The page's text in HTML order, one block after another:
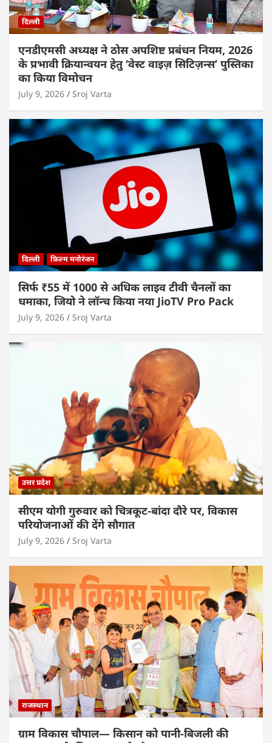
दिल्ली
एनडीएमसी अध्यक्ष ने ठोस अपशिष्ट प्रबंधन नियम, 2026
के प्रभावी क्रियान्वयन हेतु ‘वेस्ट वाइज़ सिटिज़न्स’ पुस्तिका
का किया विमोचन
July 9, 2026 Sroj Varta
दिल्ली फ़िल्म मनोरंजन
सिर्फ ₹55 में 1000 से अधिक लाइव टीवी चैनलों का
धमाका, जियो ने लॉन्च किया नया JioTV Pro Pack
July 9, 2026 Sroj Varta
उत्तर प्रदेश
सीएम योगी गुरुवार को चित्रकूट-बांदा दौरे पर, विकास
परियोजनाओं की देंगे सौगात
July 9, 2026 Sroj Varta
राजस्थान
ग्राम विकास चौपाल— किसान को पानी-बिजली की